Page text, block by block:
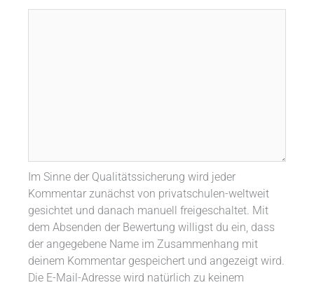
Im Sinne der Qualitätssicherung wird jeder
Kommentar zunächst von privatschulen-weltweit
gesichtet und danach manuell freigeschaltet. Mit
dem Absenden der Bewertung willigst du ein, dass
der angegebene Name im Zusammenhang mit
deinem Kommentar gespeichert und angezeigt wird.
Die E-Mail-Adresse wird natürlich zu keinem